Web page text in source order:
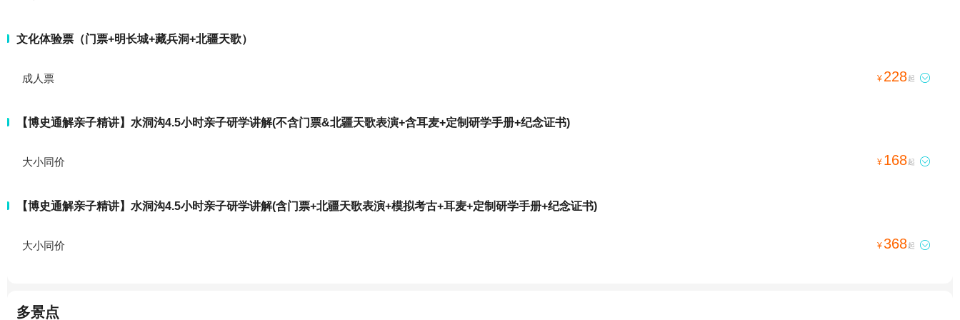
文化体验票（门票+明长城+藏兵洞+北疆天歌）
成人票 ¥ 228起 
【博史通解亲子精讲】水洞沟4.5小时亲子研学讲解(不含门票&北疆天歌表演+含耳麦+定制研学手册+纪念证书)
大小同价 ¥ 168起 
【博史通解亲子精讲】水洞沟4.5小时亲子研学讲解(含门票+北疆天歌表演+模拟考古+耳麦+定制研学手册+纪念证书)
大小同价 ¥368起 
多景点